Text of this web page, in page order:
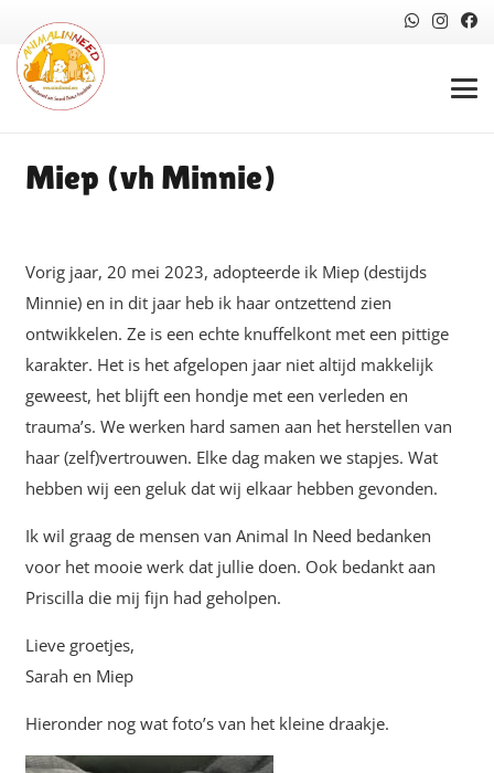
Miep (vh Minnie)
Vorig jaar, 20 mei 2023, adopteerde ik Miep (destijds
Minnie) en in dit jaar heb ik haar ontzettend zien
ontwikkelen. Ze is een echte knuffelkont met een pittige
karakter. Het is het afgelopen jaar niet altijd makkelijk
geweest, het blijft een hondje met een verleden en
trauma’s. We werken hard samen aan het herstellen van
haar (zelf)vertrouwen. Elke dag maken we stapjes. Wat
hebben wij een geluk dat wij elkaar hebben gevonden.
Ik wil graag de mensen van Animal In Need bedanken
voor het mooie werk dat jullie doen. Ook bedankt aan
Priscilla die mij fijn had geholpen.
Lieve groetjes,
Sarah en Miep
Hieronder nog wat foto’s van het kleine draakje.